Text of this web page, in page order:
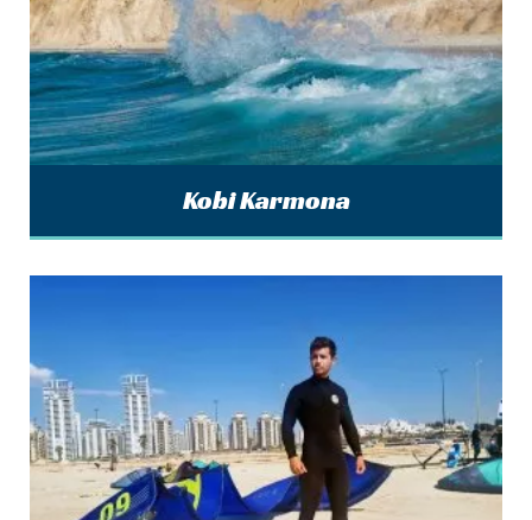
Kobi Karmona